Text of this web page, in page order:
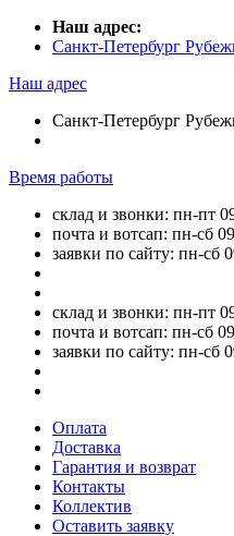
Наш адрес:
Санкт-Петербург
Наш адрес
Санкт-Петербург
Время работы
склад и звонки: пн-пт
почта и вотсап: пн-сб
заявки по сайту: пн-сб
склад и звонки: пн-пт
почта и вотсап: пн-сб
заявки по сайту: пн-сб
Оплата
Доставка
Гарантия и возврат
Контакты
Коллектив
Оставить заявку